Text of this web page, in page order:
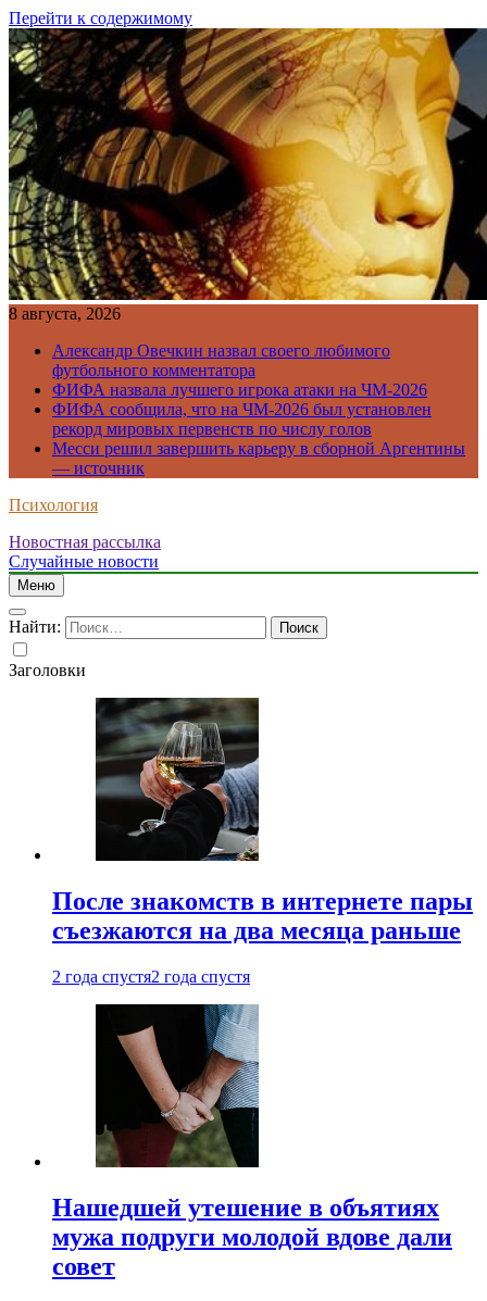
Перейти к содержимому
8 августа, 2026
Александр Овечкин назвал своего любимого
футбольного комментатора
ФИФА назвала лучшего игрока атаки на ЧМ-2026
ФИФА сообщила, что на ЧМ-2026 был установлен
рекорд мировых первенств по числу голов
Месси решил завершить карьеру в сборной Аргентины
— источник
Психология
Новостная рассылка
Случайные новости
Меню
Найти:
Заголовки
После знакомств в интернете пары
съезжаются на два месяца раньше
2 года спустя2 года спустя
Нашедшей утешение в объятиях
мужа подруги молодой вдове дали
совет